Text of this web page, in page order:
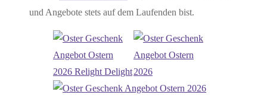
und Angebote stets auf dem Laufenden bist.